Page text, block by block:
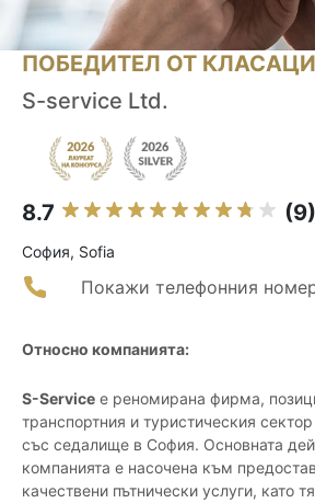
ПОБЕДИТЕЛ ОТ
S-service Ltd.
8.7 (9)
София, Sofia
Покажи телефонния
Относно компанията:
S-Service е реномирана фирма,
транспортния и туристическия
със седалище в София. Основната
компанията е насочена към
качествени пътнически услуги, като